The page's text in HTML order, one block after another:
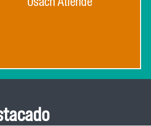
Usach Atiende